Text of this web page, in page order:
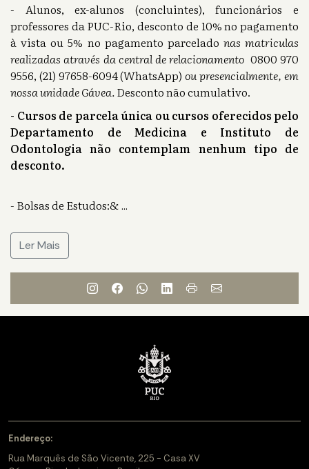
- Alunos, ex-alunos (concluintes), funcionários e
professores da PUC-Rio, desconto de 10% no pagamento
à vista ou 5% no pagamento parcelado nas matriculas
realizadas através da central de relacionamento 0800 970
9556, (21) 97658-6094 (WhatsApp)ou presencialmente, em
nossa unidade Gávea.Desconto não cumulativo.
- Cursos de parcela única ou cursos oferecidos pelo
Departamento de Medicina e Instituto de
Odontologia não contemplam nenhum tipo de
desconto.
- Bolsas de Estudos:&...
Ler Mais
Endereço:
Rua Marquês de São Vicente, 225 - Casa XV